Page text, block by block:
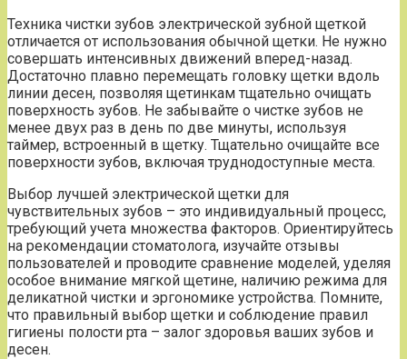
Техника чистки зубов электрической зубной щеткой
отличается от использования обычной щетки. Не нужно
совершать интенсивных движений вперед-назад.
Достаточно плавно перемещать головку щетки вдоль
линии десен, позволяя щетинкам тщательно очищать
поверхность зубов. Не забывайте о чистке зубов не
менее двух раз в день по две минуты, используя
таймер, встроенный в щетку. Тщательно очищайте все
поверхности зубов, включая труднодоступные места.
Выбор лучшей электрической щетки для
чувствительных зубов – это индивидуальный процесс,
требующий учета множества факторов. Ориентируйтесь
на рекомендации стоматолога, изучайте отзывы
пользователей и проводите сравнение моделей, уделяя
особое внимание мягкой щетине, наличию режима для
деликатной чистки и эргономике устройства. Помните,
что правильный выбор щетки и соблюдение правил
гигиены полости рта – залог здоровья ваших зубов и
десен.